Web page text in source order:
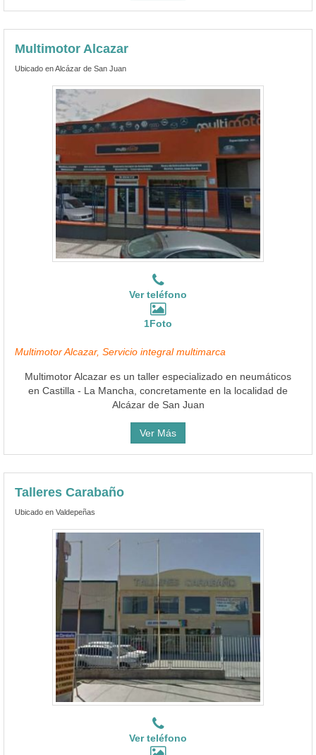
Multimotor Alcazar
Ubicado en Alcázar de San Juan
Ver teléfono
1Foto
Multimotor Alcazar, Servicio integral multimarca
Multimotor Alcazar es un taller especializado en neumáticos
en Castilla - La Mancha, concretamente en la localidad de
Alcázar de San Juan
Ver Más
Talleres Carabaño
Ubicado en Valdepeñas
Ver teléfono